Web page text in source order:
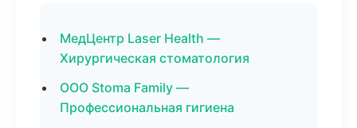
МедЦентр Laser Health —
Хирургическая стоматология
ООО Stoma Family —
Профессиональная гигиена